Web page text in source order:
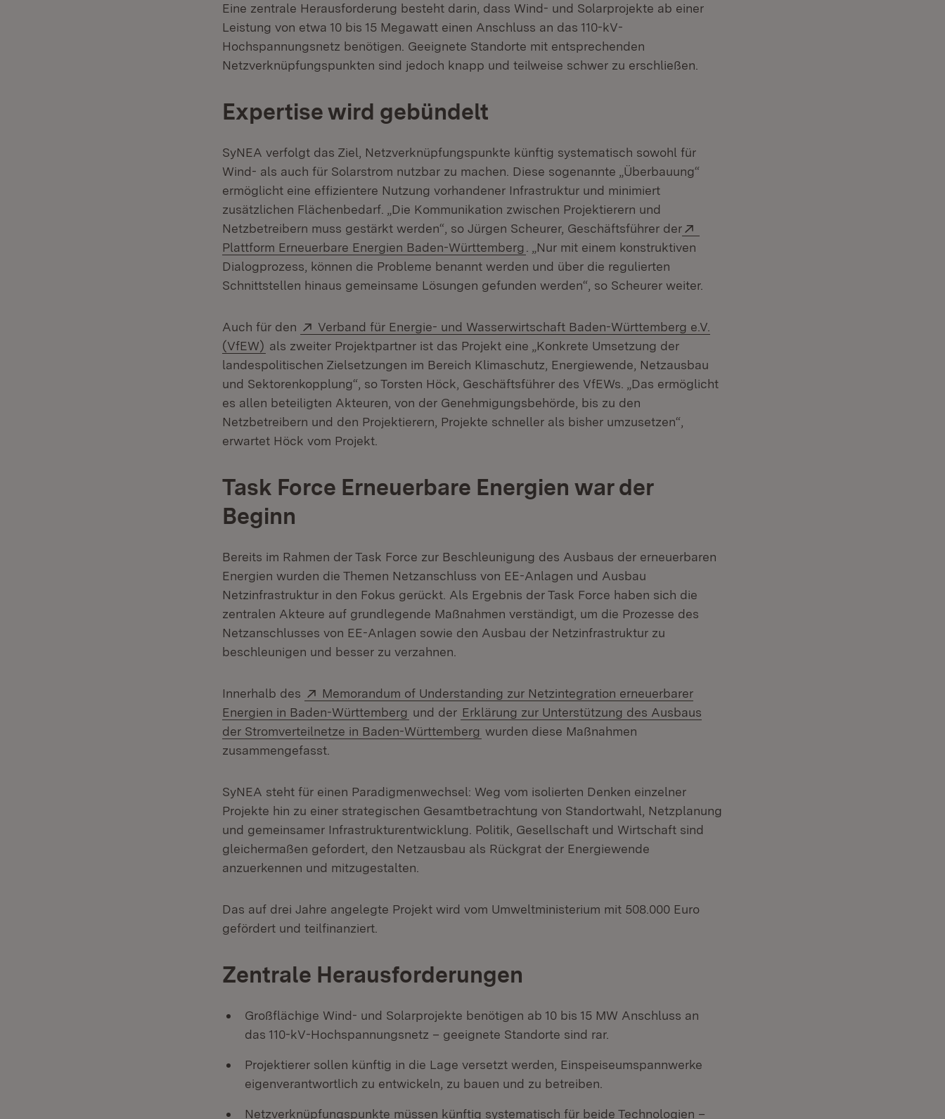
Eine zentrale Herausforderung besteht darin, dass Wind- und Solarprojekte ab einer
Leistung von etwa 10 bis 15 Megawatt einen Anschluss an das 110-kV-
Hochspannungsnetz benötigen. Geeignete Standorte mit entsprechenden
Netzverknüpfungspunkten sind jedoch knapp und teilweise schwer zu erschließen.
Expertise wird gebündelt
SyNEA verfolgt das Ziel, Netzverknüpfungspunkte künftig systematisch sowohl für
Wind- als auch für Solarstrom nutzbar zu machen. Diese sogenannte „Überbauung“
ermöglicht eine effizientere Nutzung vorhandener Infrastruktur und minimiert
zusätzlichen Flächenbedarf. „Die Kommunikation zwischen Projektierern und
Netzbetreibern muss gestärkt werden“, so Jürgen Scheurer, Geschäftsführer der
Plattform Erneuerbare Energien Baden-Württemberg (Öffnet in neuem Fenster)
. „Nur mit einem konstruktiven
Dialogprozess, können die Probleme benannt werden und über die regulierten
Schnittstellen hinaus gemeinsame Lösungen gefunden werden“, so Scheurer weiter.
Auch für den Extern:
Verband für Energie- und Wasserwirtschaft Baden-Württemberg e.V.
(VfEW) (Öffnet in neuem Fenster)
als zweiter Projektpartner ist das Projekt eine „Konkrete Umsetzung der
landespolitischen Zielsetzungen im Bereich Klimaschutz, Energiewende, Netzausbau
und Sektorenkopplung“, so Torsten Höck, Geschäftsführer des VfEWs. „Das ermöglicht
es allen beteiligten Akteuren, von der Genehmigungsbehörde, bis zu den
Netzbetreibern und den Projektierern, Projekte schneller als bisher umzusetzen“,
erwartet Höck vom Projekt.
Task Force Erneuerbare Energien war der
Beginn
Bereits im Rahmen der Task Force zur Beschleunigung des Ausbaus der erneuerbaren
Energien wurden die Themen Netzanschluss von EE-Anlagen und Ausbau
Netzinfrastruktur in den Fokus gerückt. Als Ergebnis der Task Force haben sich die
zentralen Akteure auf grundlegende Maßnahmen verständigt, um die Prozesse des
Netzanschlusses von EE-Anlagen sowie den Ausbau der Netzinfrastruktur zu
beschleunigen und besser zu verzahnen.
Innerhalb des Extern:
Memorandum of Understanding zur Netzintegration erneuerbarer
Energien in Baden-Württemberg (Öffnet in neuem Fenster)
und der Erklärung zur Unterstützung des Ausbaus
der Stromverteilnetze in Baden-Württemberg wurden diese Maßnahmen
zusammengefasst.
SyNEA steht für einen Paradigmenwechsel: Weg vom isolierten Denken einzelner
Projekte hin zu einer strategischen Gesamtbetrachtung von Standortwahl, Netzplanung
und gemeinsamer Infrastrukturentwicklung. Politik, Gesellschaft und Wirtschaft sind
gleichermaßen gefordert, den Netzausbau als Rückgrat der Energiewende
anzuerkennen und mitzugestalten.
Das auf drei Jahre angelegte Projekt wird vom Umweltministerium mit 508.000 Euro
gefördert und teilfinanziert.
Zentrale Herausforderungen
Großflächige Wind- und Solarprojekte benötigen ab 10 bis 15 MW Anschluss an
das 110-kV-Hochspannungsnetz – geeignete Standorte sind rar.
Projektierer sollen künftig in die Lage versetzt werden, Einspeiseumspannwerke
eigenverantwortlich zu entwickeln, zu bauen und zu betreiben.
Netzverknüpfungspunkte müssen künftig systematisch für beide Technologien –